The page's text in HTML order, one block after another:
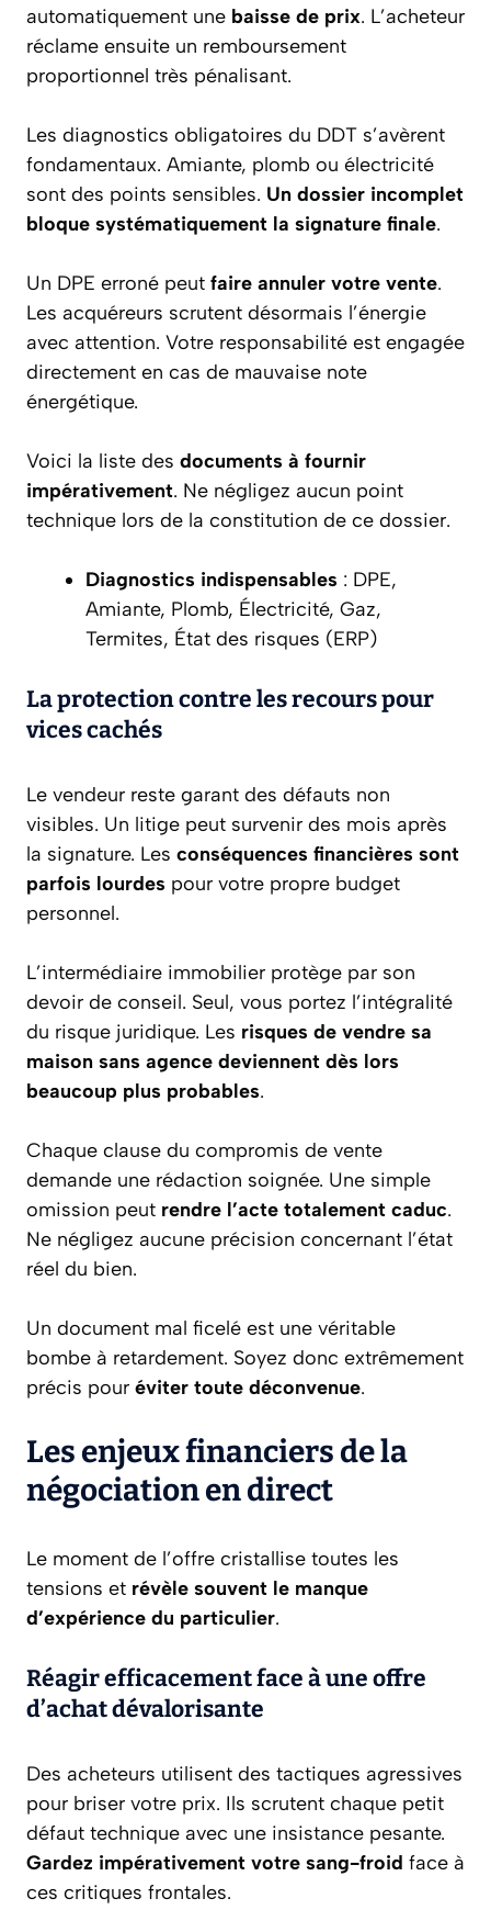
automatiquement une baisse de prix. L’acheteur
réclame ensuite un remboursement
proportionnel très pénalisant.
Les diagnostics obligatoires du DDT s’avèrent
fondamentaux. Amiante, plomb ou électricité
sont des points sensibles. Un dossier incomplet
bloque systématiquement la signature finale.
Un DPE erroné peut faire annuler votre vente.
Les acquéreurs scrutent désormais l’énergie
avec attention. Votre responsabilité est engagée
directement en cas de mauvaise note
énergétique.
Voici la liste des documents à fournir
impérativement. Ne négligez aucun point
technique lors de la constitution de ce dossier.
Diagnostics indispensables : DPE,
Amiante, Plomb, Électricité, Gaz,
Termites, État des risques (ERP)
La protection contre les recours pour
vices cachés
Le vendeur reste garant des défauts non
visibles. Un litige peut survenir des mois après
la signature. Les conséquences financières sont
parfois lourdes pour votre propre budget
personnel.
L’intermédiaire immobilier protège par son
devoir de conseil. Seul, vous portez l’intégralité
du risque juridique. Les risques de vendre sa
maison sans agence deviennent dès lors
beaucoup plus probables.
Chaque clause du compromis de vente
demande une rédaction soignée. Une simple
omission peut rendre l’acte totalement caduc.
Ne négligez aucune précision concernant l’état
réel du bien.
Un document mal ficelé est une véritable
bombe à retardement. Soyez donc extrêmement
précis pour éviter toute déconvenue.
Les enjeux financiers de la
négociation en direct
Le moment de l’offre cristallise toutes les
tensions et révèle souvent le manque
d’expérience du particulier.
Réagir efficacement face à une offre
d’achat dévalorisante
Des acheteurs utilisent des tactiques agressives
pour briser votre prix. Ils scrutent chaque petit
défaut technique avec une insistance pesante.
Gardez impérativement votre sang-froid face à
ces critiques frontales.